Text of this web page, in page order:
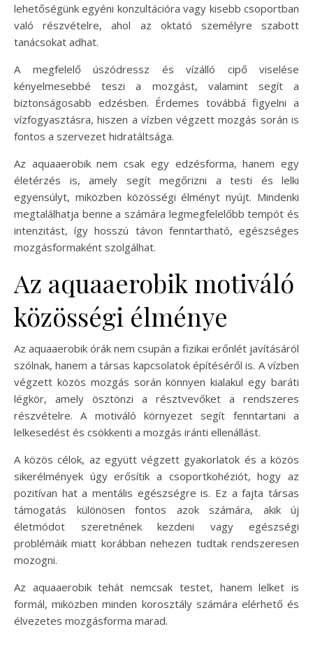
lehetőségünk egyéni konzultációra vagy kisebb csoportban
való részvételre, ahol az oktató személyre szabott
tanácsokat adhat.
A megfelelő úszódressz és vízálló cipő viselése
kényelmesebbé teszi a mozgást, valamint segít a
biztonságosabb edzésben. Érdemes továbbá figyelni a
vízfogyasztásra, hiszen a vízben végzett mozgás során is
fontos a szervezet hidratáltsága.
Az aquaaerobik nem csak egy edzésforma, hanem egy
életérzés is, amely segít megőrizni a testi és lelki
egyensúlyt, miközben közösségi élményt nyújt. Mindenki
megtalálhatja benne a számára legmegfelelőbb tempót és
intenzitást, így hosszú távon fenntartható, egészséges
mozgásformaként szolgálhat.
Az aquaaerobik motiváló
közösségi élménye
Az aquaaerobik órák nem csupán a fizikai erőnlét javításáról
szólnak, hanem a társas kapcsolatok építéséről is. A vízben
végzett közös mozgás során könnyen kialakul egy baráti
légkör, amely ösztönzi a résztvevőket a rendszeres
részvételre. A motiváló környezet segít fenntartani a
lelkesedést és csökkenti a mozgás iránti ellenállást.
A közös célok, az együtt végzett gyakorlatok és a közös
sikerélmények úgy erősítik a csoportkohéziót, hogy az
pozitívan hat a mentális egészségre is. Ez a fajta társas
támogatás különösen fontos azok számára, akik új
életmódot szeretnének kezdeni vagy egészségi
problémáik miatt korábban nehezen tudtak rendszeresen
mozogni.
Az aquaaerobik tehát nemcsak testet, hanem lelket is
formál, miközben minden korosztály számára elérhető és
élvezetes mozgásforma marad.